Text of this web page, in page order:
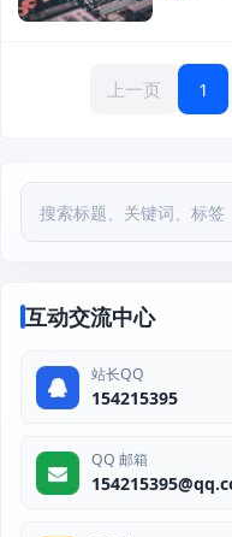
上一页 1
互动交流中心
站长QQ
154215395
QQ 邮箱